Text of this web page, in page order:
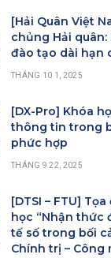
[Hải Quân Việt
chủng Hải quân:
đào tạo dài hạn
THÁNG 10 1, 2025
[DX-Pro] Khóa
thông tin trong
phức hợp
THÁNG 9 22, 2025
[DTSI – FTU]
học “Nhận thức
tế số trong bối
Chính trị – Công